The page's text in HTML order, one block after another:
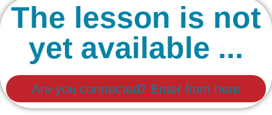
The lesson is not
yet available ...
Are you connected? Enter from here